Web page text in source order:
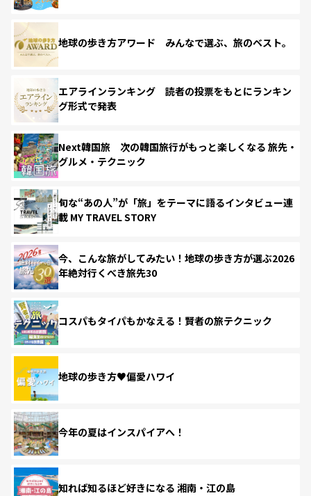
地球の歩き方アワード みんなで選ぶ、旅のベスト。
エアラインランキング 読者の投票をもとにランキン
グ形式で発表
Next韓国旅 次の韓国旅行がもっと楽しくなる 旅先・
グルメ・テクニック
旬な“あの人”が「旅」をテーマに語るインタビュー連
載 MY TRAVEL STORY
今、こんな旅がしてみたい！地球の歩き方が選ぶ2026
年絶対行くべき旅先30
コスパもタイパもかなえる！賢者の旅テクニック
地球の歩き方♥偏愛ハワイ
今年の夏はインスパイアへ！
知れば知るほど好きになる 湘南・江の島